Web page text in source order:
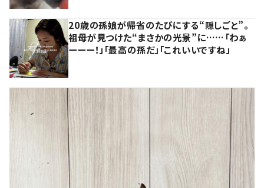
20歳の孫娘が帰省のたびにする“隠しごと”。
祖母が見つけた“まさかの光景”に……「わぁ
ーーー！」「最高の孫だ」「これいいですね」